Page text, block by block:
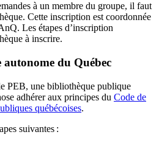
à un membre du groupe, il faut
Cette inscription est coordonnée
Les étapes d’inscription
à inscrire.
du Québec
PEB, une bibliothèque publique
adhérer aux principes du Code de
québécoises.
suivantes :